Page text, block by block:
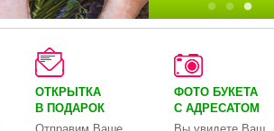
ОТКРЫТКА
В ПОДАРОК
ФОТО БУКЕТА
С АДРЕСАТОМ